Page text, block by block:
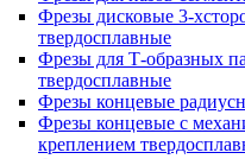
Фрезы дисковые 3-
твердосплавные
Фрезы для Т-образных
твердосплавные
Фрезы концевые
Фрезы концевые с
креплением